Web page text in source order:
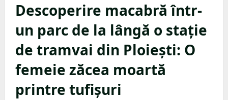
Descoperire macabră într-
un parc de la lângă o stație
de tramvai din Ploiești: O
femeie zăcea moartă
printre tufișuri